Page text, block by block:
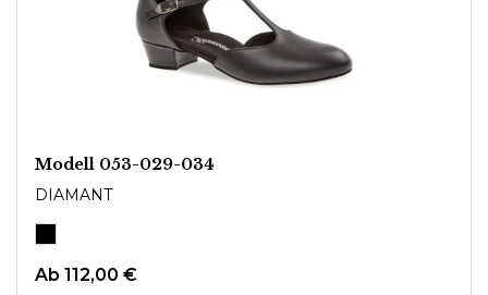
Modell 053-029-034
DIAMANT
Ab 112,00 €